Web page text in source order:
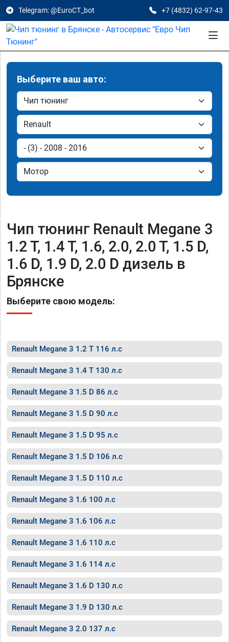
Telegram: @EuroCT_bot +7 (4832) 62-97-43
Выберите ваш авто:
Чип тюнинг Renault Megane 3
1.2 T, 1.4 T, 1.6, 2.0, 2.0 T, 1.5 D,
1.6 D, 1.9 D, 2.0 D дизель в
Брянске
Выберите свою модель:
Renault Megane 3 1.2 T 116 л.с
Renault Megane 3 1.4 T 130 л.с
Renault Megane 3 1.5 D 86 л.с
Renault Megane 3 1.5 D 90 л.с
Renault Megane 3 1.5 D 95 л.с
Renault Megane 3 1.5 D 106 л.с
Renault Megane 3 1.5 D 110 л.с
Renault Megane 3 1.6 100 л.с
Renault Megane 3 1.6 106 л.с
Renault Megane 3 1.6 110 л.с
Renault Megane 3 1.6 114 л.с
Renault Megane 3 1.6 D 130 л.с
Renault Megane 3 1.9 D 130 л.с
Renault Megane 3 2.0 137 л.с